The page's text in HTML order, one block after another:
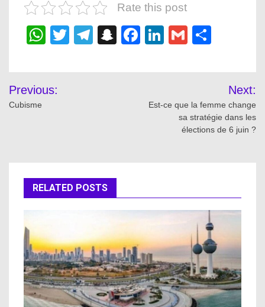
Rate this post
WhatsApp
TwitterTelegram
Snapchat
Facebook
LinkedIn
Gmail
Post
navigation
Previous:
Cubisme
Next:
Est-ce que la femme change
sa stratégie dans les
élections de 6 juin ?
RELATED POSTS